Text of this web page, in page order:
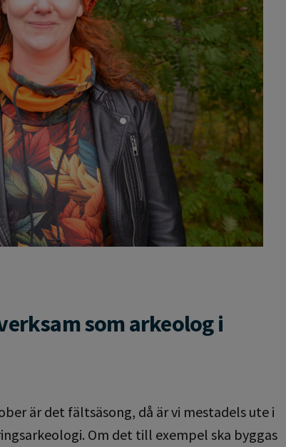
som arkeolog i
är det fältsäsong, då är vi mestadels ute i
Om det till exempel ska byggas